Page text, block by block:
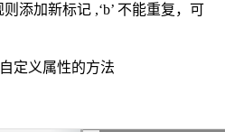
添加新标记 ,‘b’ 不能重复，可
定义属性的方法